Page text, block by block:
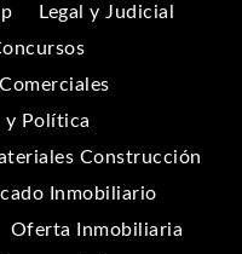
Legal y Judicial
y Política
Construcción
Inmobiliario
Oferta Inmobiliaria